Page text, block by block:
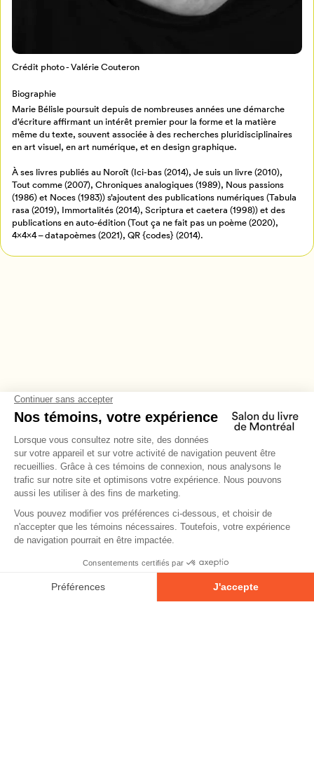
Retour à l’accueil
Crédit photo - Valérie Couteron
Biographie
Marie Bélisle poursuit depuis de nombreuses années une démarche
d’écriture affirmant un intérêt premier pour la forme et la matière
même du texte, souvent associée à des recherches pluridisciplinaires
en art visuel, en art numérique, et en design graphique.
À ses livres publiés au Noroît (Ici-bas (2014), Je suis un livre (2010),
Tout comme (2007), Chroniques analogiques (1989), Nous passions
(1986) et Noces (1983)) s’ajoutent des publications numériques (Tabula
rasa (2019), Immortalités (2014), Scriptura et caetera (1998)) et des
publications en auto-édition (Tout ça ne fait pas un poème (2020),
4x4x4 – datapoèmes (2021), QR {codes} (2014).
Pour enregistrer vos favoris,
Créer un profil